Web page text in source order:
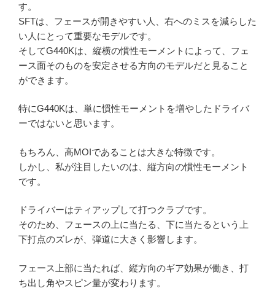
す。
SFTは、フェースが開きやすい人、右へのミスを減らした
い人にとって重要なモデルです。
そしてG440Kは、縦横の慣性モーメントによって、フェ
ース面そのものを安定させる方向のモデルだと見ること
ができます。
特にG440Kは、単に慣性モーメントを増やしたドライバ
ーではないと思います。
もちろん、高MOIであることは大きな特徴です。
しかし、私が注目したいのは、縦方向の慣性モーメント
です。
ドライバーはティアップして打つクラブです。
そのため、フェースの上に当たる、下に当たるという上
下打点のズレが、弾道に大きく影響します。
フェース上部に当たれば、縦方向のギア効果が働き、打
ち出し角やスピン量が変わります。